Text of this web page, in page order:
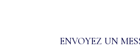
ENVOYEZ UN